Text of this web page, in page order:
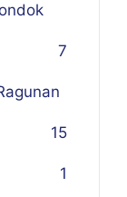
7
5
1
1